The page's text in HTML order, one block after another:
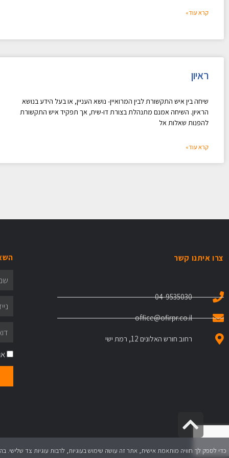
קרא עוד»
ראיון
שיחה בין איש התקשורת לבין המרואיין- נושא העניין, או בעל הידע בנושא
הראיון. השיחה אמנם מתנהלת בצורת דו-שיח, אך תפקיד איש התקשורת
להפנות שאלות אל
קרא עוד»
צרו איתנו קשר
04-9535030
office@ofirpr.co.il
רחוב חורש האלונים 12, רמת ישי
כדי לספק לך חוויה מותאמת אישית, אתר זה עושה שימוש בעוגיות, לרבות עוגיות צד
גלילה
לראש